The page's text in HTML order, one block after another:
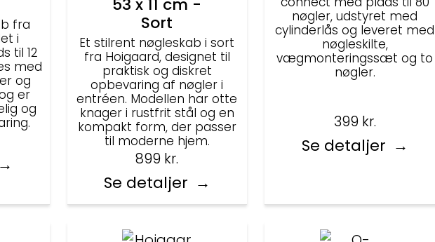
fra
i
til 12
med
og
er
og
53 x 11 cm -
Sort
Et stilrent nøgleskab i sort
fra Hoigaard, designet til
praktisk og diskret
opbevaring af nøgler i
entréen. Modellen har otte
knager i rustfrit stål og en
kompakt form, der passer
til moderne hjem.
899 kr.
Se detaljer
nøgler, udstyret med
cylinderlås og leveret med
nøgleskilte,
vægmonteringssæt og to
nøgler.
399 kr.
Se detaljer